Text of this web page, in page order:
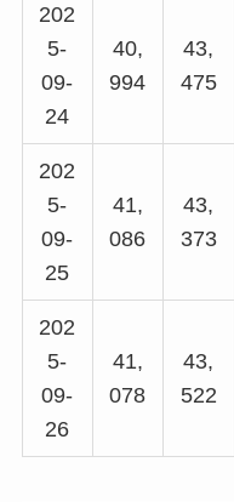
202
5-
09-
24
40,
994
43,
475
202
5-
09-
25
41,
086
43,
373
202
5-
09-
26
41,
078
43,
522